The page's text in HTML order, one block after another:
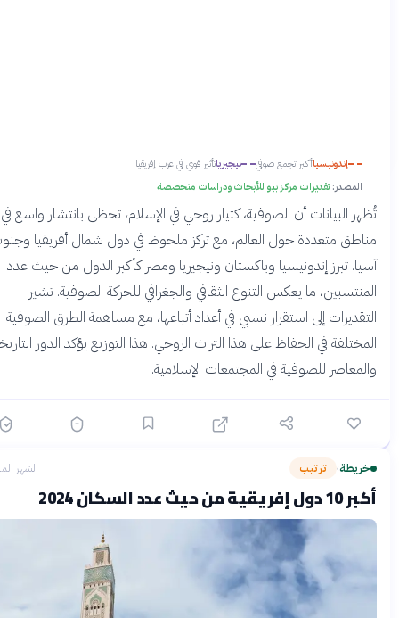
إندونيسياأكبر تجمع صوفي نيجيرياتأثير قوي في غرب إفريقيا
تقديرات مركز بيو للأبحاث ودراسات متخصصة
البيانات أن الصوفية، كتيار روحي في الإسلام، تحظى بانتشار واسع في
متعددة حول العالم، مع تركز ملحوظ في دول شمال أفريقيا وجنوب
تبرز إندونيسيا وباكستان ونيجيريا ومصر كأكبر الدول من حيث عدد
ما يعكس التنوع الثقافي والجغرافي للحركة الصوفية. تشير
إلى استقرار نسبي في أعداد أتباعها، مع مساهمة الطرق الصوفية
في الحفاظ على هذا التراث الروحي. هذا التوزيع يؤكد الدور التاريخي
للصوفية في المجتمعات الإسلامية.
› ترتيب الشهر الماضي
من حيث عدد السكان 2024